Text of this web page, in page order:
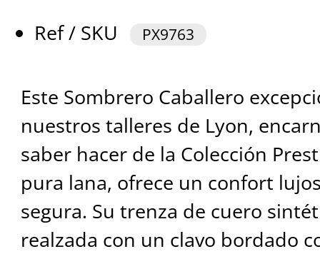
Ref / SKU
PX9763
Este Sombrero Caballero
nuestros talleres de Lyon,
saber hacer de la Colección
pura lana, ofrece un confort
segura. Su trenza de cuero
realzada con un clavo bordado